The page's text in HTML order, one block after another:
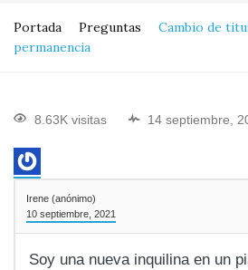
Portada Preguntas
Cambio de
permanencia
8.63K visitas 14 septiembre,
Irene (anónimo)
10 septiembre, 2021
Soy una nueva inquilina en un